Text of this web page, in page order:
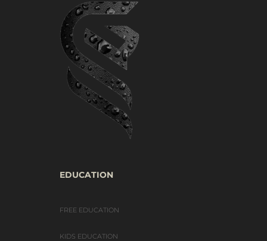
EDUCATION
FREE EDUCATION
KIDS EDUCATION